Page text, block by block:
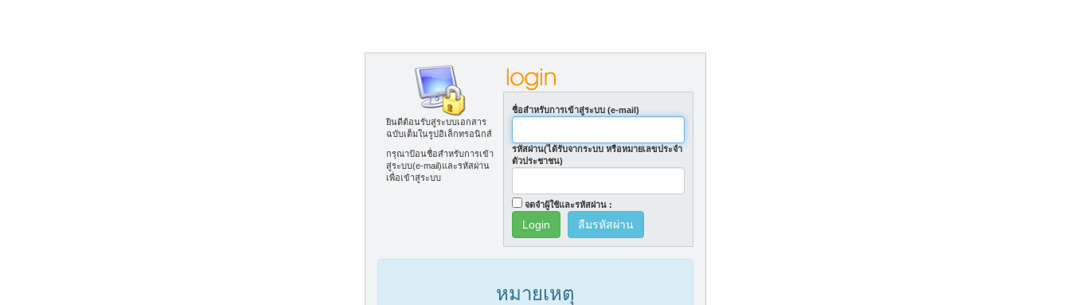
ชื่อสำหรับการเข้าสู่ระบบ (e-mail)
รหัสผ่าน(ได้รับจากระบบ หรือหมายเลขประจำ
ตัวประชาชน)
จดจำผู้ใช้และรหัสผ่าน :
ลืมรหัสผ่าน
ยินดีต้อนรับสู่ระบบเอกสาร
ฉบับเต็มในรูปอิเล็กทรอนิกส์
กรุณาป้อนชื่อสำหรับการเข้า
สู่ระบบ(e-mail)และรหัสผ่าน
เพื่อเข้าสู่ระบบ
หมายเหตุ